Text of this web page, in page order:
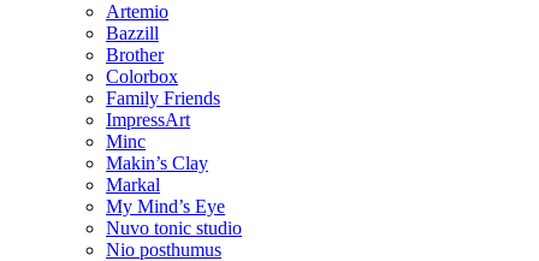
Artemio
Bazzill
Brother
Colorbox
Family Friends
ImpressArt
Minc
Makin’s Clay
Markal
My Mind’s Eye
Nuvo tonic studio
Nio posthumus